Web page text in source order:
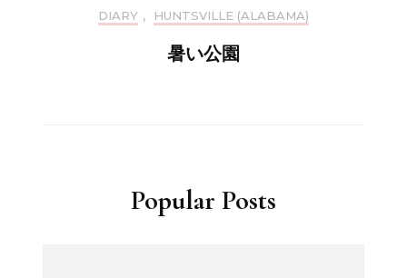
DIARY , HUNTSVILLE (ALABAMA)
暑い公園
Popular Posts